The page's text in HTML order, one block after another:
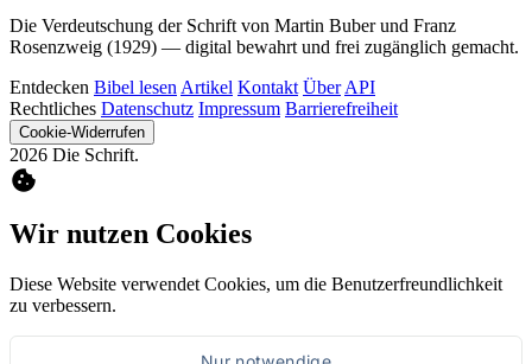
Die Verdeutschung der Schrift von Martin Buber und Franz
Rosenzweig (1929) — digital bewahrt und frei zugänglich gemacht.
Entdecken Bibel lesen Artikel Kontakt Über API
Rechtliches Datenschutz Impressum Barrierefreiheit
Cookie-Widerrufen
2026 Die Schrift.
cookie
Wir nutzen Cookies
Diese Website verwendet Cookies, um die Benutzerfreundlichkeit
zu verbessern.